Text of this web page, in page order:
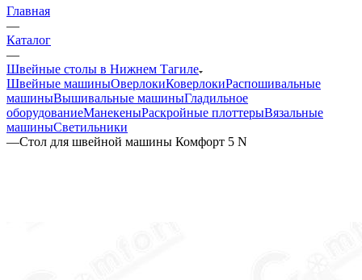
Главная
—
Каталог
—
Швейные столы в Нижнем Тагиле
Швейные машиныОверлокиКоверлокиРаспошивальные
машиныВышивальные машиныГладильное
оборудованиеМанекеныРаскройные плоттерыВязальные
машиныСветильники
—Стол для швейной машины Комфорт 5 N